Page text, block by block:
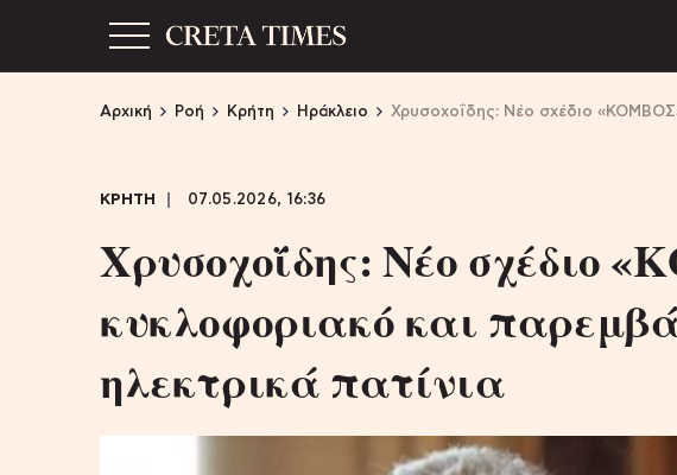
Αρχική Ροή Κρήτη Ηράκλειο Χρυσοχοΐδης: Νέο σχέδιο «ΚΟΜΒΟΣ»
ΚΡΗΤΗ 07.05.2026, 16:36
Χρυσοχοΐδης: Νέο σχέδιο
κυκλοφοριακό και
ηλεκτρικά πατίνια